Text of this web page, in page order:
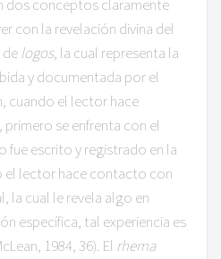
dos conceptos claramente
con la revelación divina del
logos, la cual representa la
y documentada por el
cuando el lector hace
se enfrenta con el
escrito y registrado en la
el lector hace contacto con
la cual le revela algo en
específica, tal experiencia es
1984, 36). El rhema